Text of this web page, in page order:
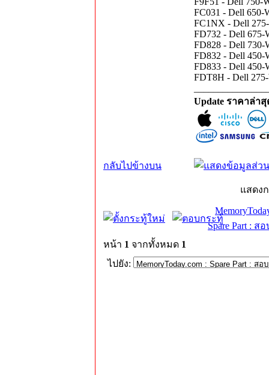
FC031 - Dell 650-
FC1NX - Dell
FD732 - Dell 675-
FD828 - Dell 730-
FD832 - Dell 450-
FD833 - Dell 450-
FDT8H - Dell
Update ราคาล่า
กลับไปข้างบน
แสดง
Spare Part : ส
หน้า 1 จากทั้งหมด 1
ไปยัง: